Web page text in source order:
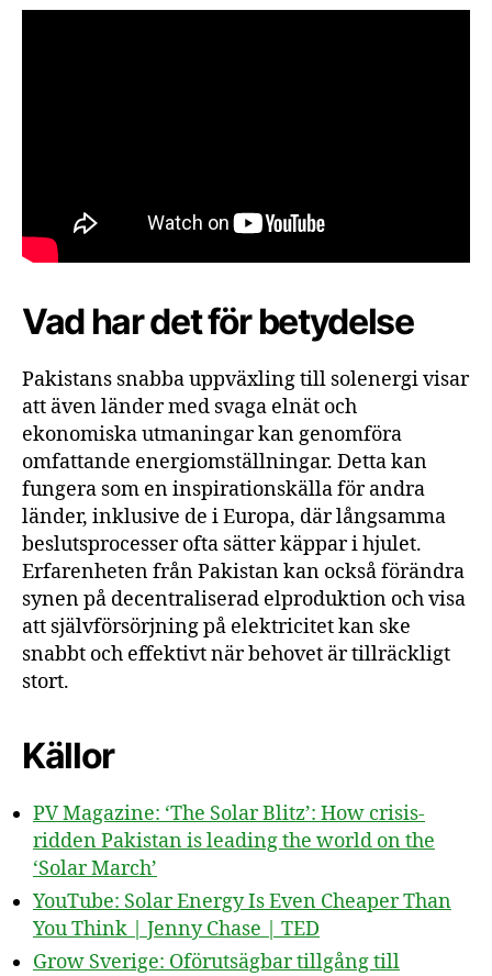
Vad har det för betydelse
Pakistans snabba uppväxling till solenergi visar
att även länder med svaga elnät och
ekonomiska utmaningar kan genomföra
omfattande energiomställningar. Detta kan
fungera som en inspirationskälla för andra
länder, inklusive de i Europa, där långsamma
beslutsprocesser ofta sätter käppar i hjulet.
Erfarenheten från Pakistan kan också förändra
synen på decentraliserad elproduktion och visa
att självförsörjning på elektricitet kan ske
snabbt och effektivt när behovet är tillräckligt
stort.
Källor
PV Magazine: ‘The Solar Blitz’: How crisis-
ridden Pakistan is leading the world on the
‘Solar March’
YouTube: Solar Energy Is Even Cheaper Than
You Think | Jenny Chase | TED
Grow Sverige: Oförutsägbar tillgång till